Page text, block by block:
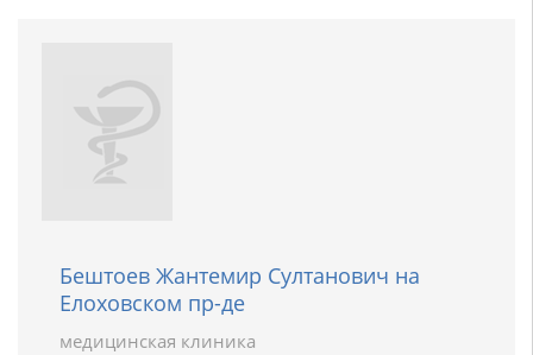
Бештоев Жантемир Султанович на
Елоховском пр-де
медицинская клиника